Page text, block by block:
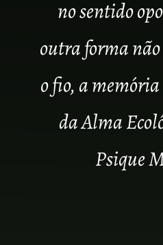
no sentido
outra forma
o fio, a
da Alma
Psique